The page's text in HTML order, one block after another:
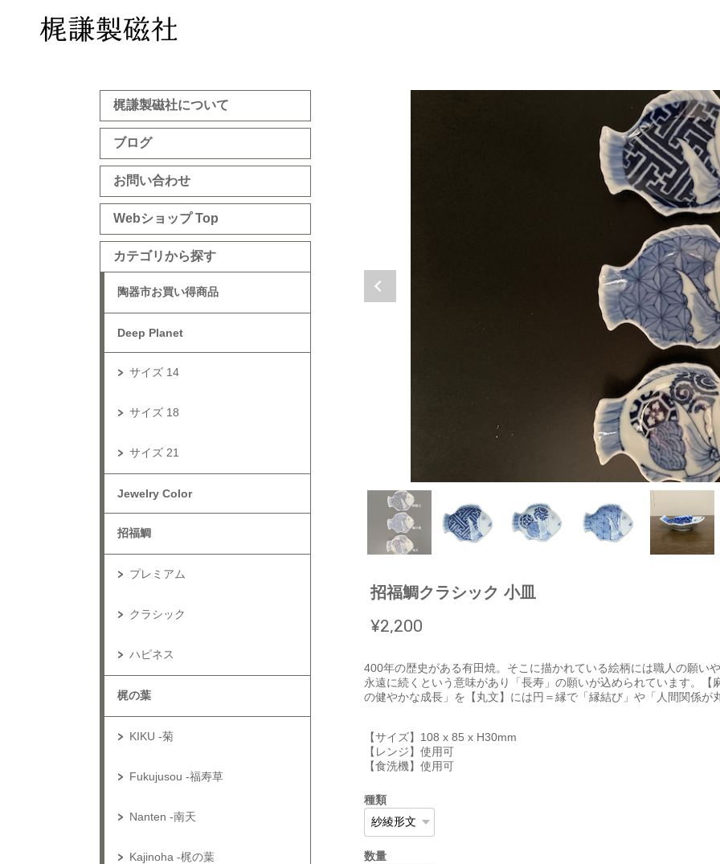
梶謙製磁社について
ブログ
お問い合わせ
Webショップ Top
カテゴリから探す
陶器市お買い得商品
Deep Planet
サイズ 14
サイズ 18
サイズ 21
Jewelry Color
招福鯛
プレミアム
クラシック
ハピネス
梶の葉
KIKU -菊
Fukujusou -福寿草
Nanten -南天
Kajinoha -梶の葉
招福鯛クラシック 小皿
¥2,200
400年の歴史がある有田焼。そこに描かれている絵柄には職人の願い
永遠に続くという意味があり「長寿」の願いが込められています。
の健やかな成長」を【丸文】には円＝縁で「縁結び」や「人間関係
【サイズ】108 x 85 x H30mm
【レンジ】使用可
【食洗機】使用可
種類
数量